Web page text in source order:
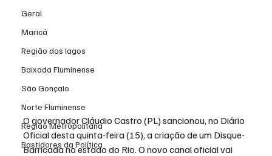
Geral
Maricá
Região dos lagos
Baixada Fluminense
São Gonçalo
Norte Fluminense
Região Metropolitana
Bastidores da Política
O governador Cláudio Castro (PL) sancionou, no Diário
Oficial desta quinta-feira (15), a criação de um Disque-
Barricada no estado do Rio. O novo canal oficial vai